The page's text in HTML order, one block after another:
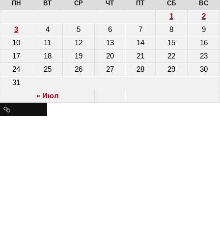
ПН ВТ СР ЧТ ПТ СБ ВС
« Июл
1
2
3
4 5 6 7 8
9
10
11 12 13 14 15
16
17
18 19 20 21 22
23
24
25 26 27 28 29
30
31